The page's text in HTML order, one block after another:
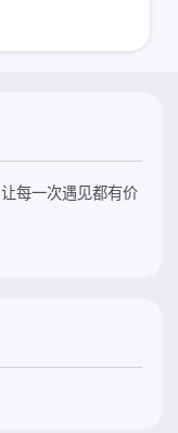
每一次遇见都有价